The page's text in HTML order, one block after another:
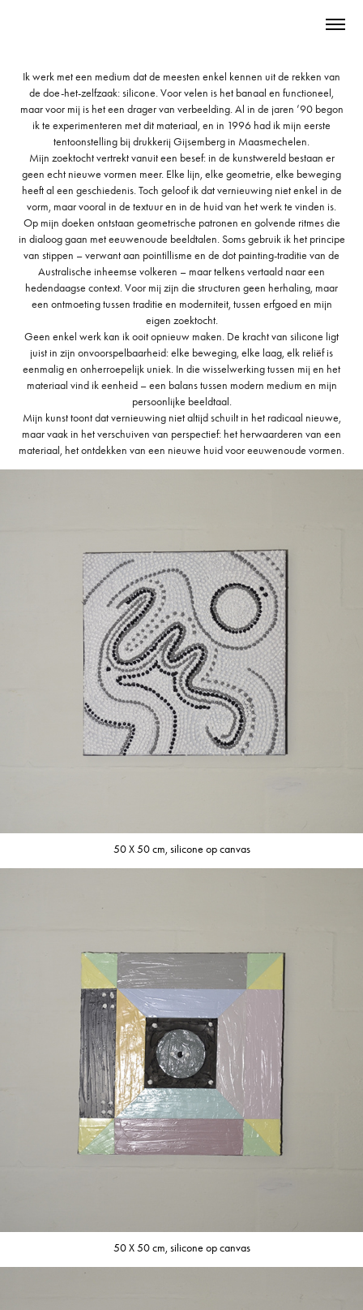
Ik werk met een medium dat de meesten enkel kennen uit de rekken van
de doe-het-zelfzaak: silicone. Voor velen is het banaal en functioneel,
maar voor mij is het een drager van verbeelding. Al in de jaren ’90 begon
ik te experimenteren met dit materiaal, en in 1996 had ik mijn eerste
tentoonstelling bij drukkerij Gijsemberg in Maasmechelen.
Mijn zoektocht vertrekt vanuit een besef: in de kunstwereld bestaan er
geen echt nieuwe vormen meer. Elke lijn, elke geometrie, elke beweging
heeft al een geschiedenis. Toch geloof ik dat vernieuwing niet enkel in de
vorm, maar vooral in de textuur en in de huid van het werk te vinden is.
Op mijn doeken ontstaan geometrische patronen en golvende ritmes die
in dialoog gaan met eeuwenoude beeldtalen. Soms gebruik ik het principe
van stippen – verwant aan pointillisme en de dot painting-traditie van de
Australische inheemse volkeren – maar telkens vertaald naar een
hedendaagse context. Voor mij zijn die structuren geen herhaling, maar
een ontmoeting tussen traditie en moderniteit, tussen erfgoed en mijn
eigen zoektocht.
Geen enkel werk kan ik ooit opnieuw maken. De kracht van silicone ligt
juist in zijn onvoorspelbaarheid: elke beweging, elke laag, elk reliëf is
eenmalig en onherroepelijk uniek. In die wisselwerking tussen mij en het
materiaal vind ik eenheid – een balans tussen modern medium en mijn
persoonlijke beeldtaal.
Mijn kunst toont dat vernieuwing niet altijd schuilt in het radicaal nieuwe,
maar vaak in het verschuiven van perspectief: het herwaarderen van een
50 X 50 cm, silicone op canvas
50 X 50 cm, silicone op canvas